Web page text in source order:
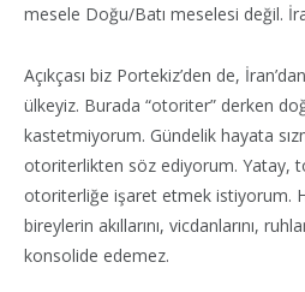
mesele Doğu/Batı meselesi değil.
Açıkçası biz Portekiz’den de,
ülkeyiz. Burada “otoriter” derken
kastetmiyorum. Gündelik hayata
otoriterlikten söz ediyorum. Yatay,
otoriterliğe işaret etmek istiyorum.
bireylerin akıllarını, vicdanlarını,
konsolide edemez.